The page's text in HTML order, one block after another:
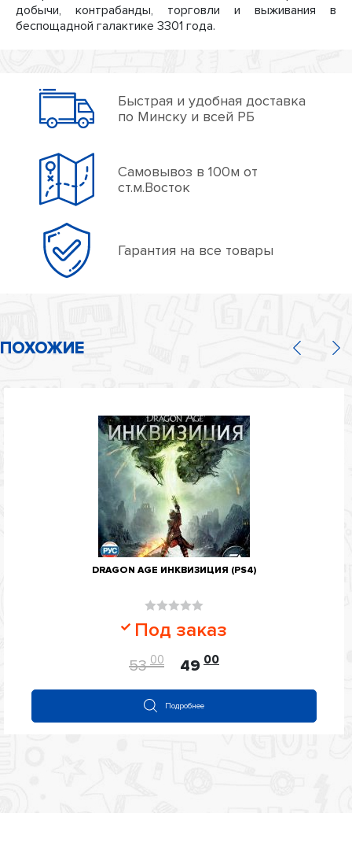
добычи, контрабанды, торговли и выживания в
беспощадной галактике 3301 года.
Быстрая и удобная доставка
по Минску и всей РБ
Самовывоз в 100м от
ст.м.Восток
Гарантия на все товары
ПОХОЖИЕ
DRAGON AGE ИНКВИЗИЦИЯ (PS4)
Оценка
0
из
5
Под заказ
53 00 49 00
Подробнее